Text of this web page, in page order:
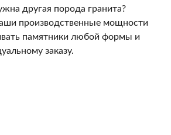
другая порода гранита?
производственные мощности
памятники любой формы и
заказу.